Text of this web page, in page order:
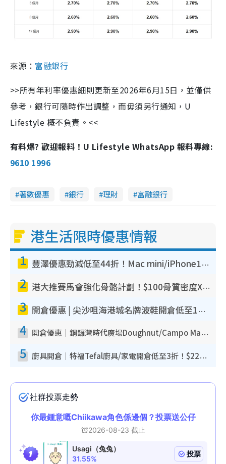
來源： 富融銀行
>>所有年利率優惠細則更新至2026年6月15日，並僅供
參考，銀行可隨時作出調整，而毋須另行通知，U
Lifestyle 概不負責。<<
有料爆? 歡迎報料！U Lifestyle WhatsApp 報料專線:
9610 1996
著數優惠 銀行 理財 富融銀行
港生活限時優惠情報
1 豐澤優惠勁減低至44折！Mac mini/iPhone17Pro大減價！廚房家電$220起
2 港大推賽馬會強化骨骼計劃！$100骨質密度X光檢查 完成免費運動訓練送超市禮券！附參加資格
3 開倉優惠 | 尖沙咀海港城名牌波鞋開倉低至1折！On鞋$899起／Joy&Peace鞋履$98起
4 開倉優惠｜銅鑼灣時代廣場Doughnut/Campo Marzio開倉低至1折！背囊、書包、手袋劈價$200起
5 廚具開倉｜特福Tefal廚具/家電開倉低至3折！$220起買平底鍋/炒鑊/湯煲！電飯煲/吸塵機/燙斗$418起